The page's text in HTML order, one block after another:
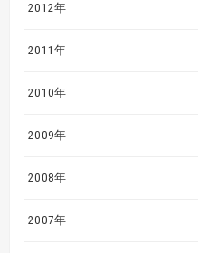
2012年
2011年
2010年
2009年
2008年
2007年